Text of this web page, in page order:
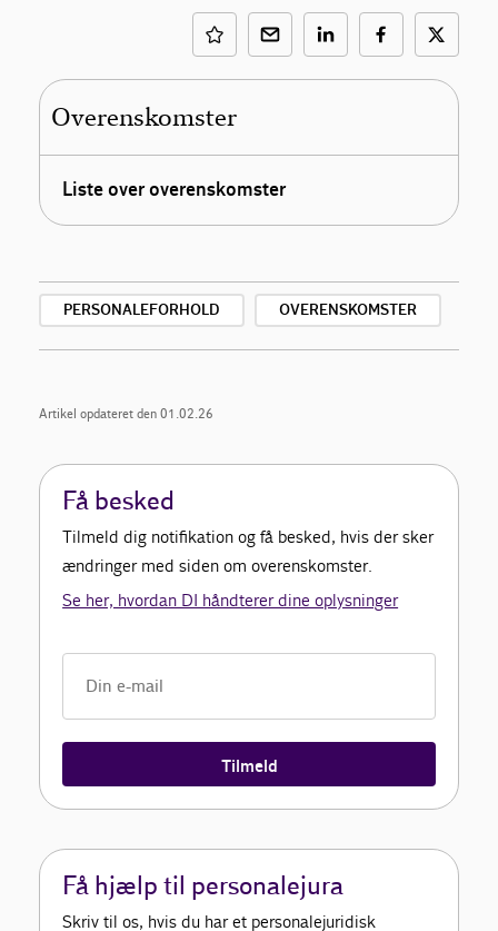
Overenskomster
Liste over overenskomster
PERSONALEFORHOLD OVERENSKOMSTER
Artikel opdateret den 01.02.26
Få besked
Tilmeld dig notifikation og få besked, hvis der sker
ændringer med siden om overenskomster.
Se her, hvordan DI håndterer dine oplysninger
Tilmeld
Få hjælp til personalejura
Skriv til os, hvis du har et personalejuridisk